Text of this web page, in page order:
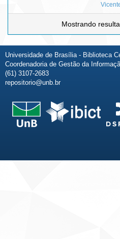
Mostrando
Universidade de Brasília - Biblioteca
Coordenadoria de Gestão da
(61) 3107-2683
repositorio@unb.br